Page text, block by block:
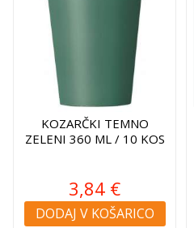
KOZARČKI TEMNO
ZELENI 360 ML / 10 KOS
3,84 €
DODAJ V KOŠARICO